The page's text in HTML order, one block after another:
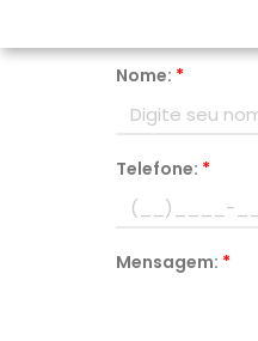
Nome: *
Telefone: *
Mensagem: *